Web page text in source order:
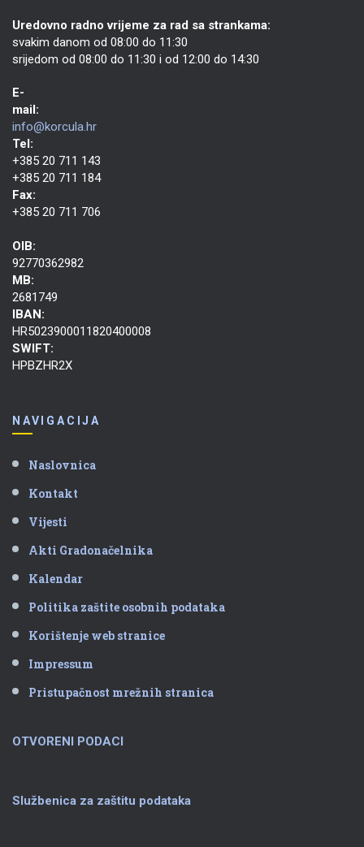
Uredovno radno vrijeme za rad sa strankama:
svakim danom od 08:00 do 11:30
srijedom od 08:00 do 11:30 i od 12:00 do 14:30
E-
mail:
info@korcula.hr
Tel:
+385 20 711 143
+385 20 711 184
Fax:
+385 20 711 706
OIB:
92770362982
MB:
2681749
IBAN:
HR5023900011820400008
SWIFT:
HPBZHR2X
NAVIGACIJA
Naslovnica
Kontakt
Vijesti
Akti Gradonačelnika
Kalendar
Politika zaštite osobnih podataka
Korištenje web stranice
Impressum
Pristupačnost mrežnih stranica
OTVORENI PODACI
Službenica za zaštitu podataka